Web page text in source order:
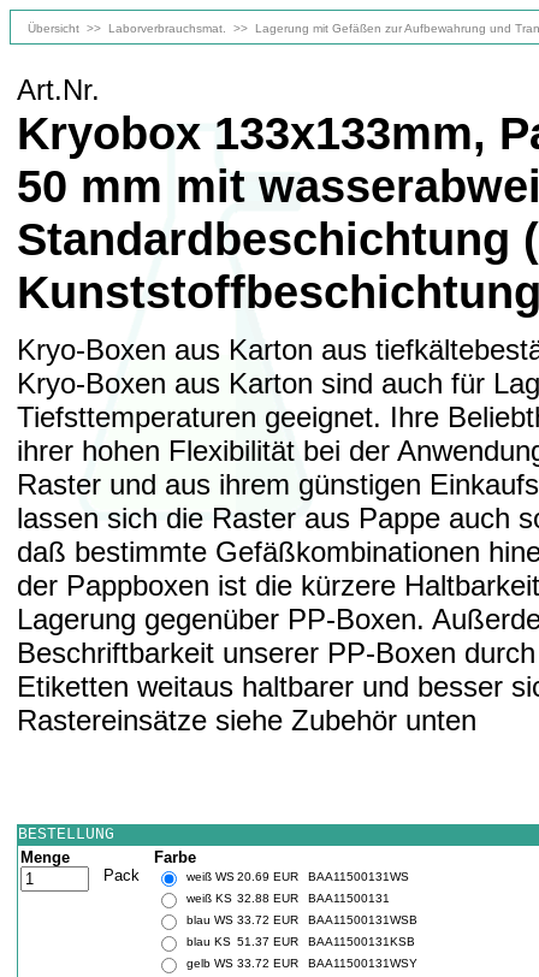
Übersicht >> Laborverbrauchsmat. >> Lagerung mit Gefäßen zur Aufbewahrung und
Art.Nr.
Kryobox 133x133mm,
50 mm mit
Standardbeschichtung
Kryo-Boxen aus Karton aus
Kryo-Boxen aus Karton sind auch für
Tiefsttemperaturen geeignet. Ihre
ihrer hohen Flexibilität bei der
Raster und aus ihrem günstigen
lassen sich die Raster aus Pappe auch
daß bestimmte Gefäßkombinationen
der Pappboxen ist die kürzere
Lagerung gegenüber PP-Boxen.
Beschriftbarkeit unserer PP-Boxen
Etiketten weitaus haltbarer und besser
Rastereinsätze siehe Zubehör unten
BESTELLUNG
Menge
Pack
Farbe
weiß WS20.69 EUR
BAA11500131WS
weiß KS 32.88 EUR
BAA11500131
blau WS 33.72 EUR
BAA11500131WSB
blau KS 51.37 EUR
BAA11500131KSB
gelb WS 33.72 EUR
BAA11500131WSY